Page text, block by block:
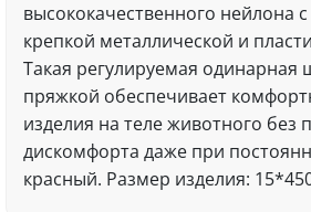
высококачественного нейлона
крепкой металлической и
Такая регулируемая одинарная
пряжкой обеспечивает
изделия на теле животного без
дискомфорта даже при
красный. Размер изделия: